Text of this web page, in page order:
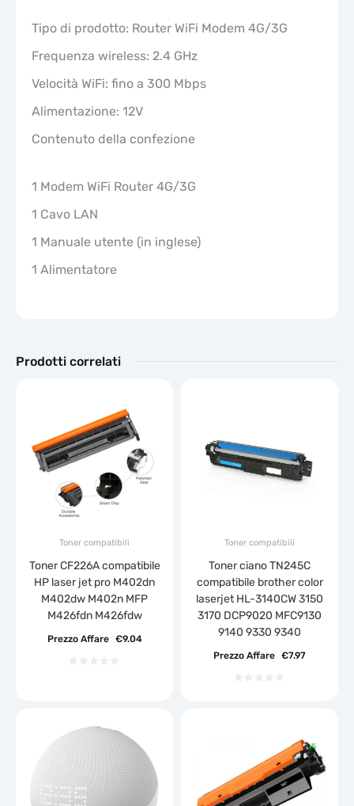
Tipo di prodotto: Router WiFi Modem 4G/3G
Frequenza wireless: 2.4 GHz
Velocità WiFi: fino a 300 Mbps
Alimentazione: 12V
Contenuto della confezione
1 Modem WiFi Router 4G/3G
1 Cavo LAN
1 Manuale utente (in inglese)
1 Alimentatore
Prodotti correlati
Toner compatibili
Toner CF226A compatibile
HP laser jet pro M402dn
M402dw M402n MFP
M426fdn M426fdw
€9.04
Prezzo Affare
Toner compatibili
Toner ciano TN245C
compatibile brother color
laserjet HL-3140CW 3150
3170 DCP9020 MFC9130
9140 9330 9340
€7.97
Prezzo Affare